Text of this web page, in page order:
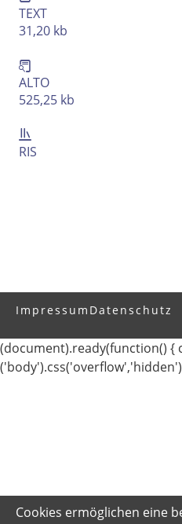
TEXT
31,20 kb
ALTO
525,25 kb
RIS
Impressum Datenschutz
Cookies ermöglichen eine
(document).ready(function() {